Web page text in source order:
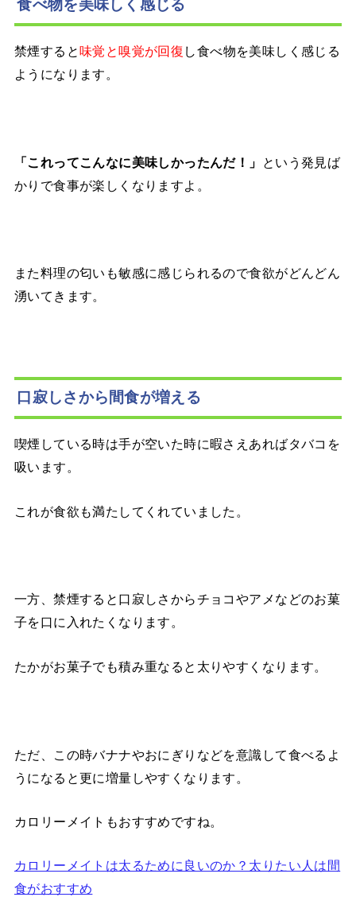
食べ物を美味しく感じる
禁煙すると味覚と嗅覚が回復 し食べ物を美味しく感じる
ようになります。
「これってこんなに美味しかったんだ！」
という発見ば
かりで食事が楽しくなりますよ。
また料理の匂いも敏感に感じられるので食欲がどんどん
湧いてきます。
口寂しさから間食が増える
喫煙している時は手が空いた時に暇さえあればタバコを
吸います。
これが食欲も満たしてくれていました。
一方、禁煙すると口寂しさからチョコやアメなどのお菓
子を口に入れたくなります。
たかがお菓子でも積み重なると太りやすくなります。
ただ、この時バナナやおにぎりなどを意識して食べるよ
うになると更に増量しやすくなります。
カロリーメイトもおすすめですね。
カロリーメイトは太るために良いのか？太りたい人は間
食がおすすめ